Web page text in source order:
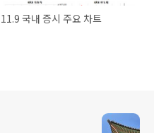
11.9 국내 증시 주요 차트